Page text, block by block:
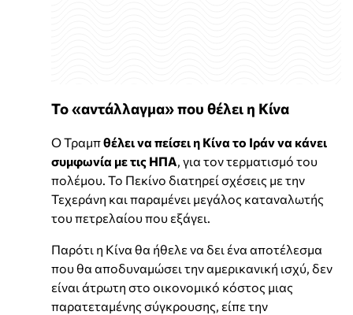
Το «αντάλλαγμα» που θέλει η Κίνα
Ο Τραμπθέλει να πείσει η Κίνα το Ιράν να κάνει
συμφωνία με τις ΗΠΑ, για τον τερματισμό του
πολέμου. Το Πεκίνο διατηρεί σχέσεις με την
Τεχεράνη και παραμένει μεγάλος καταναλωτής
του πετρελαίου που εξάγει.
Παρότι η Κίνα θα ήθελε να δει ένα αποτέλεσμα
που θα αποδυναμώσει την αμερικανική ισχύ, δεν
είναι άτρωτη στο οικονομικό κόστος μιας
παρατεταμένης σύγκρουσης, είπε την